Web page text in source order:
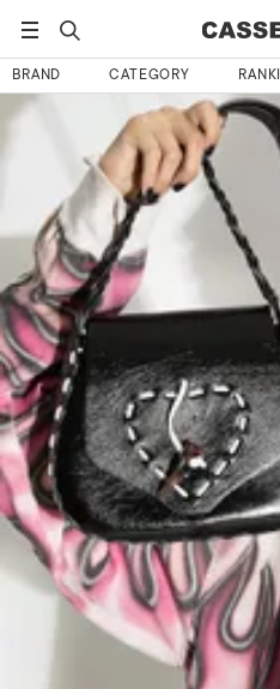
BRAND CATEGORY